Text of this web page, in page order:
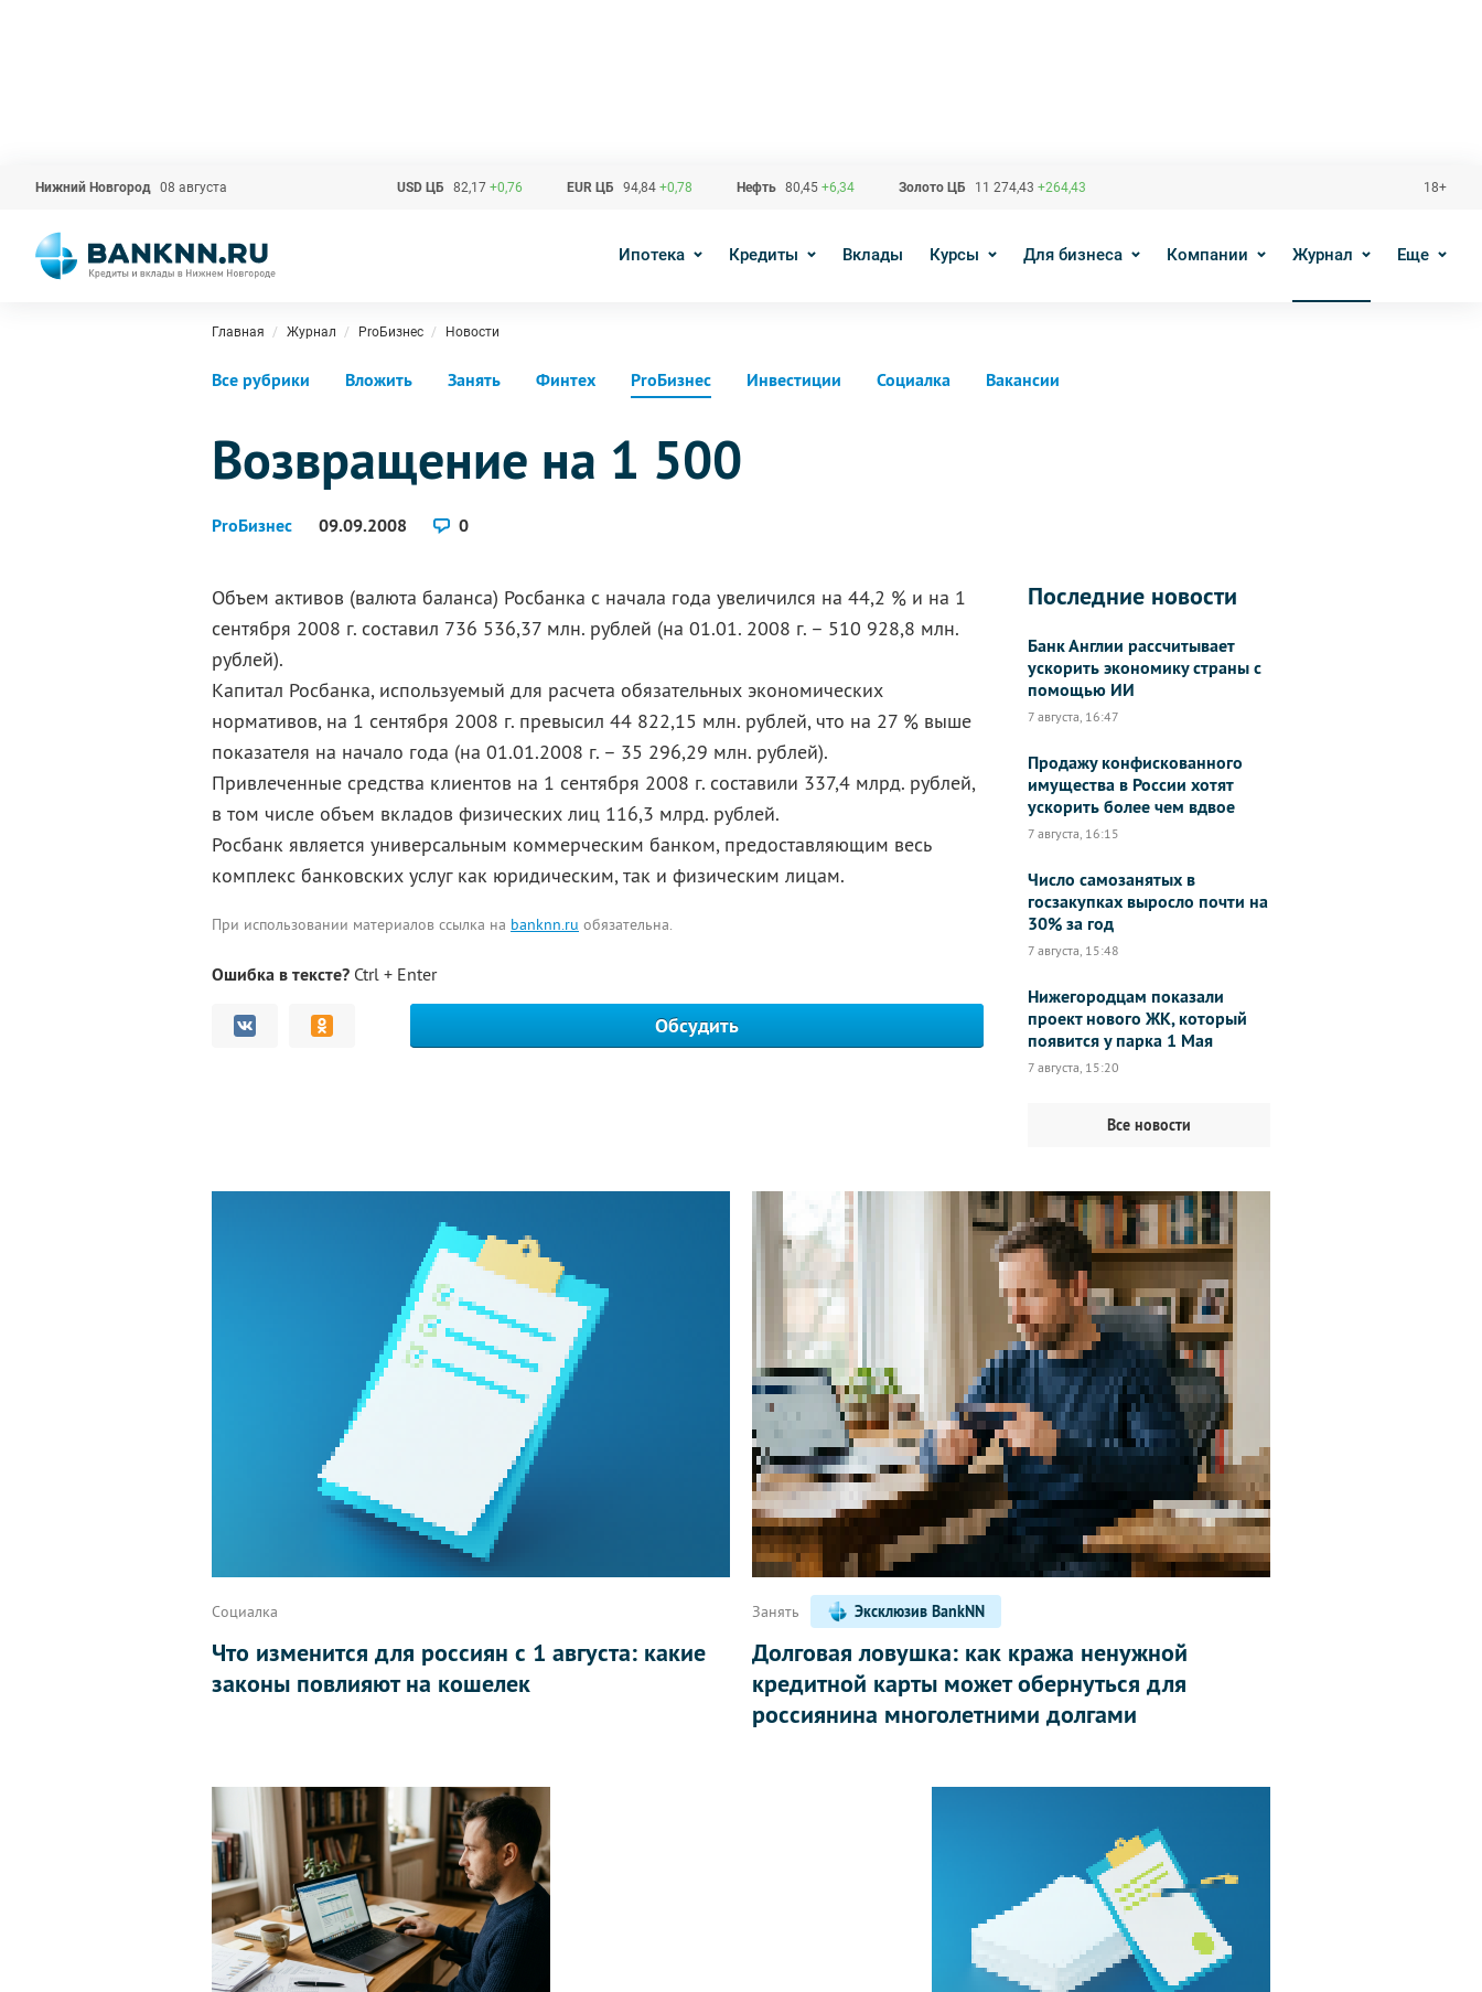
Нижний Новгород 08 августа USD ЦБ 82,17 +0,76 EUR ЦБ 94,84 +0,78 Нефть 80,45 +6,34 Золото ЦБ 11 274,43 +264,43 18+
Ипотека Кредиты Вклады Курсы Для бизнеса Компании Журнал Еще
Главная Журнал ProБизнес Новости
Все рубрики Вложить Занять Финтех ProБизнес Инвестиции Социалка Вакансии
Возвращение на 1 500
ProБизнес 09.09.2008 0
Объем активов (валюта баланса) Росбанка с начала года увеличился на 44,2 % и на 1
сентября 2008 г. составил 736 536,37 млн. рублей (на 01.01. 2008 г. – 510 928,8 млн.
рублей).
Капитал Росбанка, используемый для расчета обязательных экономических
нормативов, на 1 сентября 2008 г. превысил 44 822,15 млн. рублей, что на 27 % выше
показателя на начало года (на 01.01.2008 г. – 35 296,29 млн. рублей).
Привлеченные средства клиентов на 1 сентября 2008 г. составили 337,4 млрд. рублей,
в том числе объем вкладов физических лиц 116,3 млрд. рублей.
Росбанк является универсальным коммерческим банком, предоставляющим весь
комплекс банковских услуг как юридическим, так и физическим лицам.
При использовании материалов ссылка на banknn.ru обязательна.
Ошибка в тексте? Ctrl + Enter
Обсудить
Написать
Последние новости
Банк Англии рассчитывает
ускорить экономику страны с
помощью ИИ
7 августа, 16:47
Продажу конфискованного
имущества в России хотят
ускорить более чем вдвое
7 августа, 16:15
Число самозанятых в
госзакупках выросло почти на
30% за год
7 августа, 15:48
Нижегородцам показали
проект нового ЖК, который
появится у парка 1 Мая
7 августа, 15:20
Все новости
Социалка
Что изменится для россиян с 1 августа: какие
законы повлияют на кошелек
Занять Эксклюзив BankNN
Долговая ловушка: как кража ненужной
кредитной карты может обернуться для
россиянина многолетними долгами